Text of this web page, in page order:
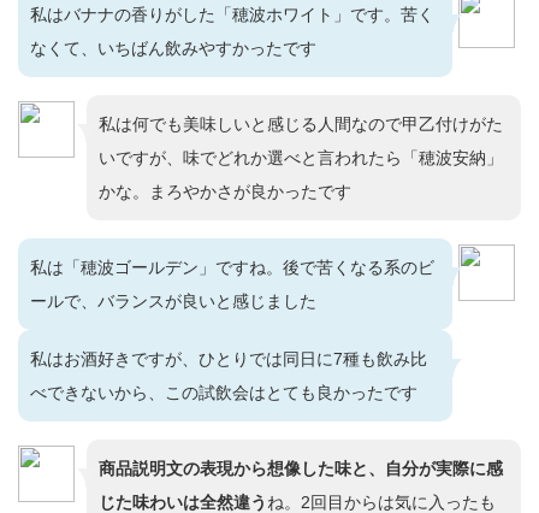
私はバナナの香りがした「穂波ホワイト」です。苦く
なくて、いちばん飲みやすかったです
私は何でも美味しいと感じる人間なので甲乙付けがた
いですが、味でどれか選べと言われたら「穂波安納」
かな。まろやかさが良かったです
私は「穂波ゴールデン」ですね。後で苦くなる系のビ
ールで、バランスが良いと感じました
私はお酒好きですが、ひとりでは同日に7種も飲み比
べできないから、この試飲会はとても良かったです
商品説明文の表現から想像した味と、自分が実際に感
じた味わいは全然違う ね。2回目からは気に入ったも